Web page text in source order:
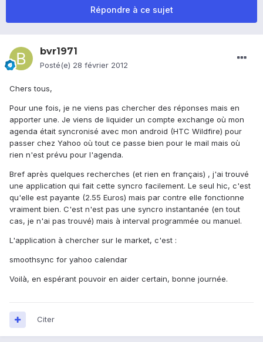
Répondre à ce sujet
bvr1971
Posté(e) 28 février 2012
Chers tous,
Pour une fois, je ne viens pas chercher des réponses mais en
apporter une. Je viens de liquider un compte exchange où mon
agenda était syncronisé avec mon android (HTC Wildfire) pour
passer chez Yahoo où tout ce passe bien pour le mail mais où
rien n'est prévu pour l'agenda.
Bref après quelques recherches (et rien en français) , j'ai trouvé
une application qui fait cette syncro facilement. Le seul hic, c'est
qu'elle est payante (2.55 Euros) mais par contre elle fonctionne
vraiment bien. C'est n'est pas une syncro instantanée (en tout
cas, je n'ai pas trouvé) mais à interval programmée ou manuel.
L'application à chercher sur le market, c'est :
smoothsync for yahoo calendar
Voilà, en espérant pouvoir en aider certain, bonne journée.
Citer